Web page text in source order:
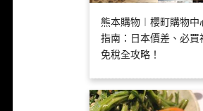
熊本購物︱櫻町購物中
指南：日本價差、必
免稅全攻略！